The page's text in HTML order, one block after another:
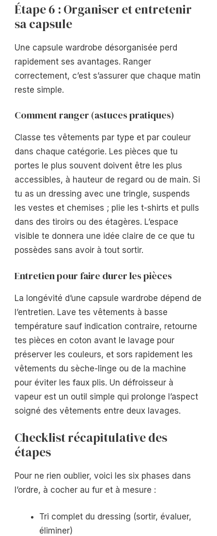
Étape 6 : Organiser et entretenir
sa capsule
Une capsule wardrobe désorganisée perd
rapidement ses avantages. Ranger
correctement, c’est s’assurer que chaque matin
reste simple.
Comment ranger (astuces pratiques)
Classe tes vêtements par type et par couleur
dans chaque catégorie. Les pièces que tu
portes le plus souvent doivent être les plus
accessibles, à hauteur de regard ou de main. Si
tu as un dressing avec une tringle, suspends
les vestes et chemises ; plie les t-shirts et pulls
dans des tiroirs ou des étagères. L’espace
visible te donnera une idée claire de ce que tu
possèdes sans avoir à tout sortir.
Entretien pour faire durer les pièces
La longévité d’une capsule wardrobe dépend de
l’entretien. Lave tes vêtements à basse
température sauf indication contraire, retourne
tes pièces en coton avant le lavage pour
préserver les couleurs, et sors rapidement les
vêtements du sèche-linge ou de la machine
pour éviter les faux plis. Un défroisseur à
vapeur est un outil simple qui prolonge l’aspect
soigné des vêtements entre deux lavages.
Checklist récapitulative des
étapes
Pour ne rien oublier, voici les six phases dans
l’ordre, à cocher au fur et à mesure :
Tri complet du dressing (sortir, évaluer,
éliminer)